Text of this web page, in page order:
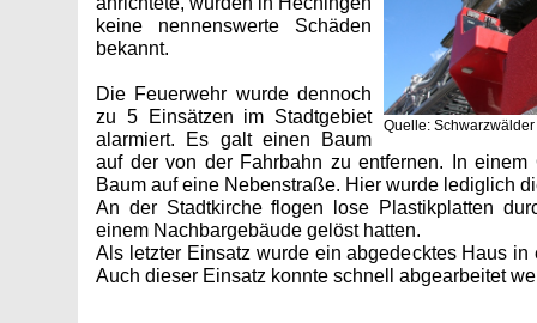
Quelle: Schwarzwälder
keine nennenswerte Schäden
bekannt.
Die Feuerwehr wurde dennoch
zu 5 Einsätzen im Stadtgebiet
alarmiert. Es galt einen Baum
auf der von der Fahrbahn zu entfernen. In
Baum auf eine Nebenstraße. Hier wurde lediglich
An der Stadtkirche flogen lose Plastikplatten
einem Nachbargebäude gelöst hatten.
Als letzter Einsatz wurde ein abgedecktes Haus in
Auch dieser Einsatz konnte schnell abgearbeitet